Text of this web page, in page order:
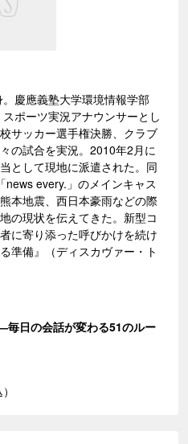
慶應義塾大学環境情報学部
ポーツ実況アナウンサーとし
サッカー選手権決勝、クラブ
の試合を実況。2010年2月に
として現地に派遣された。同
every.」のメインキャス
本地震、西日本豪雨などの際
の現状を伝えてきた。新型コ
に寄り添った呼びかけを続け
準備』（ディスカヴァー・ト
毎日の会話が変わる51のルー